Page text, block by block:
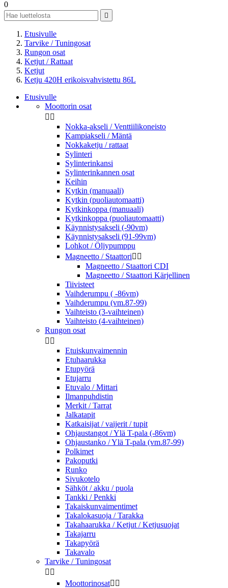
0

Etusivulle
Tarvike / Tuningosat
Rungon osat
Ketjut / Rattaat
Ketjut
Ketju 420H erikoisvahvistettu 86L
Etusivulle
Moottorin osat
 
Nokka-akseli / Venttiilikoneisto
Kampiakseli / Mäntä
Nokkaketju / rattaat
Sylinteri
Sylinterinkansi
Sylinterinkannen osat
Keihin
Kytkin (manuaali)
Kytkin (puoliautomaatti)
Kytkinkoppa (manuaali)
Kytkinkoppa (puoliautomaatti)
Käynnistysakseli (-90vm)
Käynnistysakseli (91-99vm)
Lohkot / Öljypumppu
Magneetto / Staattori 
Magneetto / Staattori CDI
Magneetto / Staattori Kärjellinen
Tiivisteet
Vaihderumpu ( -86vm)
Vaihderumpu (vm.87-99)
Vaihteisto (3-vaihteinen)
Vaihteisto (4-vaihteinen)
Rungon osat
 
Etuiskunvaimennin
Etuhaarukka
Etupyörä
Etujarru
Etuvalo / Mittari
Ilmanpuhdistin
Merkit / Tarrat
Jalkatapit
Katkaisijat / vaijerit / tupit
Ohjaustangot / Ylä T-pala (-86vm)
Ohjaustanko / Ylä T-pala (vm.87-99)
Polkimet
Pakoputki
Runko
Sivukotelo
Sähköt / akku / puola
Tankki / Penkki
Takaiskunvaimentimet
Takalokasuoja / Tarakka
Takahaarukka / Ketjut / Ketjusuojat
Takajarru
Takapyörä
Takavalo
Tarvike / Tuningosat
 
Moottorinosat 